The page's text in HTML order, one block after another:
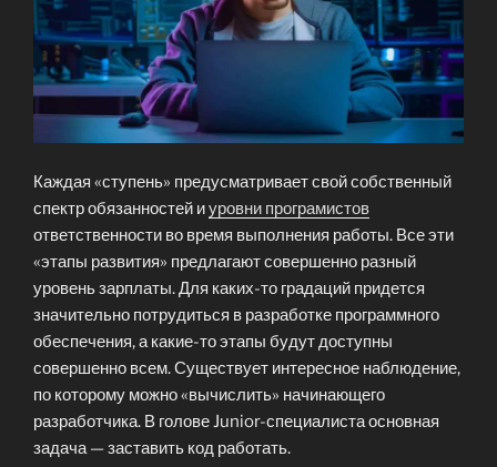
Каждая «ступень» предусматривает свой собственный
спектр обязанностей иуровни програмистов
ответственности во время выполнения работы. Все эти
«этапы развития» предлагают совершенно разный
уровень зарплаты. Для каких-то градаций придется
значительно потрудиться в разработке программного
обеспечения, а какие-то этапы будут доступны
совершенно всем. Существует интересное наблюдение,
по которому можно «вычислить» начинающего
разработчика. В голове Junior-специалиста основная
задача — заставить код работать.